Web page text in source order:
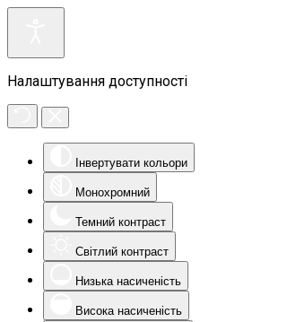
Налаштування доступності
Інвертувати кольори
Монохромний
Темний контраст
Світлий контраст
Низька насиченість
Висока насиченість